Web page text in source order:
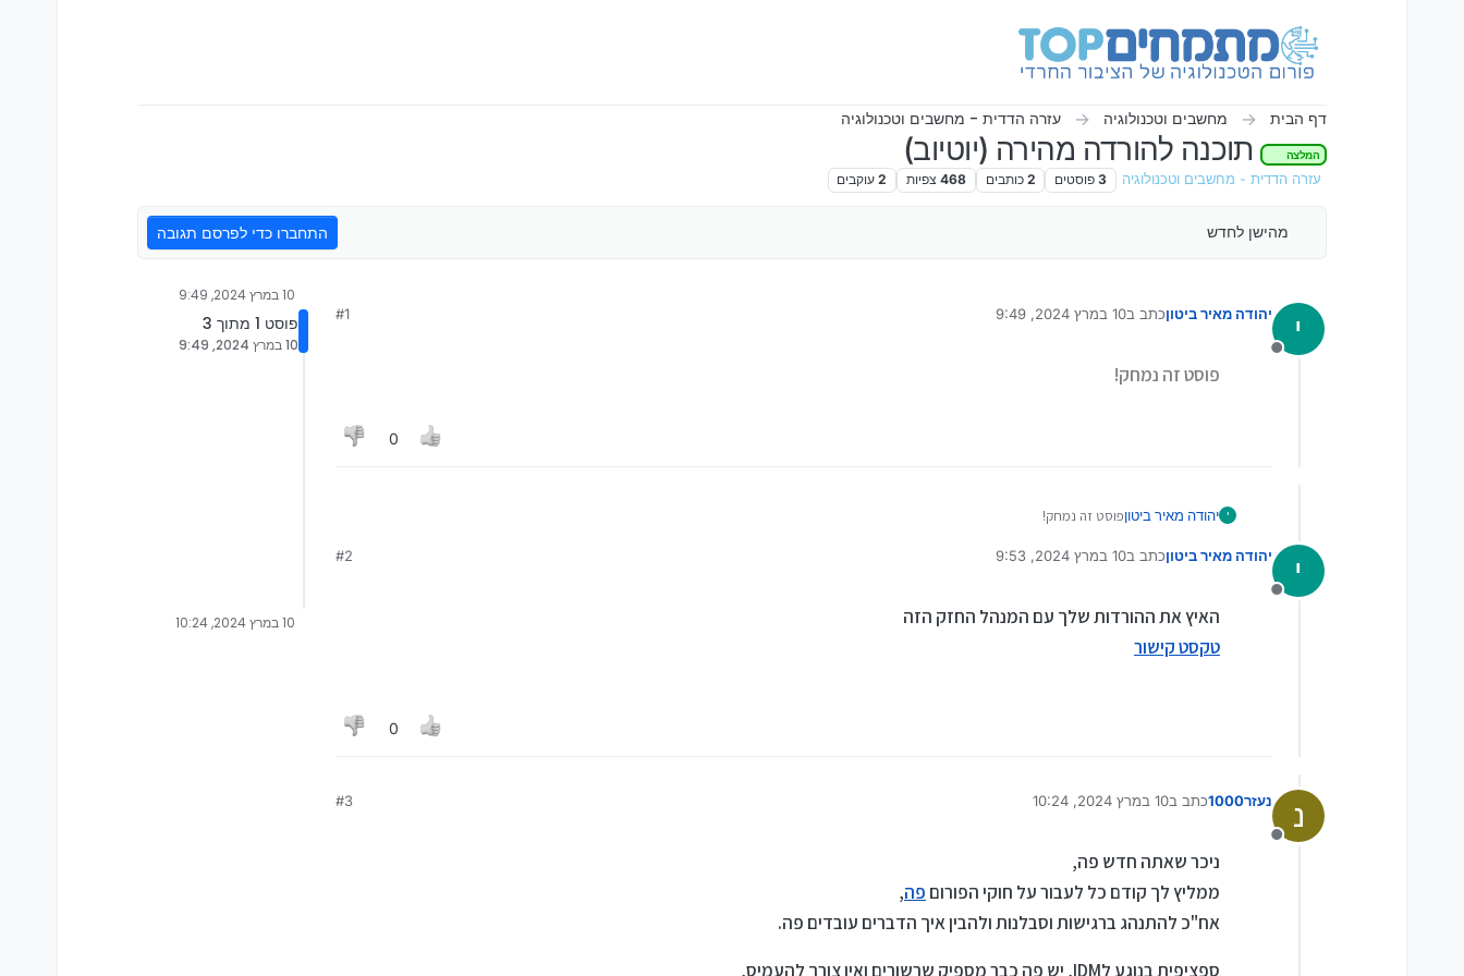
דף הבית מחשבים וטכנולוגיה עזרה הדדית - מחשבים וטכנולוגיה
המלצה תוכנה להורדה מהירה (יוטיוב)
עזרה הדדית - מחשבים וטכנולוגיה 3 פוסטים 2 כותבים 468 צפיות 2 עוקבים
מהישן לחדש התחברו כדי לפרסם תגובה
י
מנותק
יהודה מאיר ביטוןכתב ב10 במרץ 2024, 9:49
נערך לאחרונה על ידי
#1
פוסט זה נמחק!
0
י יהודה מאיר ביטוןפוסט זה נמחק!
י
מנותק
יהודה מאיר ביטוןכתב ב10 במרץ 2024, 9:53
נערך לאחרונה על ידי
#2
האיץ את ההורדות שלך עם המנהל החזק הזה
טקסט קישור
0
נ
מנותק
נעזר1000 כתב ב10 במרץ 2024, 10:24
נערך לאחרונה על ידי נעזר1000
#3
ניכר שאתה חדש פה,
ממליץ לך קודם כל לעבור על חוקי הפורום פה,
אח"כ להתנהג ברגישות וסבלנות ולהבין איך הדברים עובדים פה.
ספציפית בנוגע לIDM, יש פה כבר מספיק שרשורים ואין צורך להעמיס,
10 במרץ 2024, 9:49
פוסט 1 מתוך 3
10 במרץ 2024, 9:49
10 במרץ 2024, 10:24